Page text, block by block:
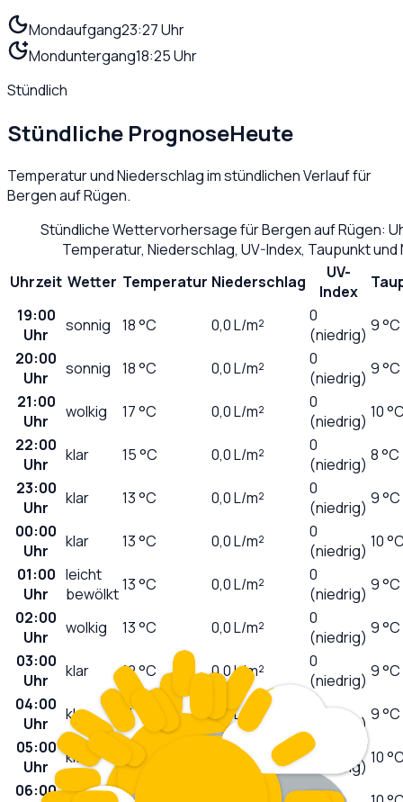
Mondaufgang23:27 Uhr
Monduntergang18:25 Uhr
Stündlich
Stündliche PrognoseHeute
Temperatur und Niederschlag im stündlichen Verlauf für
Bergen auf Rügen.
Stündliche Wettervorhersage fürBergen auf Rügen:
Temperatur, Niederschlag, UV-Index, Taupunkt
Uhrzeit Wetter Temperatur Niederschlag
UV-
Index
19:00
Uhr
sonnig 18°C 0,0L/m²
0
(niedrig) 9 °C
20:00
Uhr
sonnig 18°C 0,0L/m²
0
(niedrig) 9 °C
21:00
Uhr
wolkig 17°C 0,0L/m²
0
(niedrig) 10
22:00
Uhr
klar 15°C 0,0L/m²
0
(niedrig) 8 °C
23:00
Uhr
klar 13°C 0,0L/m²
0
(niedrig) 9 °C
00:00
Uhr
klar 13°C 0,0L/m²
0
(niedrig) 10
01:00
Uhr
leicht
bewölkt13°C 0,0L/m²
0
(niedrig) 9 °C
02:00
Uhr
wolkig 13°C 0,0L/m²
0
(niedrig) 9 °C
03:00
Uhr
klar 12°C 0,0L/m²
0
(niedrig) 9 °C
04:00
Uhr
klar 11°C 0,0 L/m²
(niedrig) 9 °C
05:00
Uhr
klar °C L/m²
0
(niedrig) 10
06:00
0